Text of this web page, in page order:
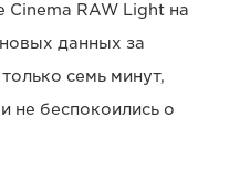
Cinema RAW Light на
данных за
семь минут,
не беспокоились о